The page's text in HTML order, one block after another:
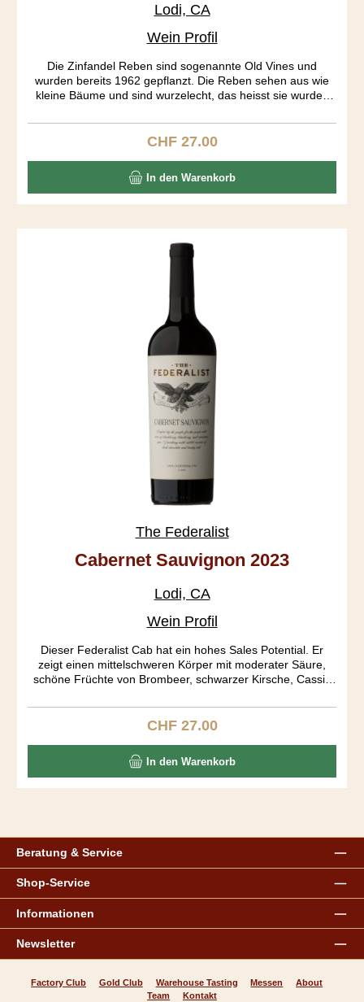
Lodi, CA
Wein Profil
Die Zinfandel Reben sind sogenannte Old Vines und
wurden bereits 1962 gepflanzt. Die Reben sehen aus wie
kleine Bäume und sind wurzelecht, das heisst sie wurden
wurden getrennt fermentiert. Erst am 19. Tag der Gärung
wurden die Traubenhäute entfernt. Der Ausbau fand in
ist ein tiefgründiger Wein mit einem gut strukturierten
Körper, präsentenen Tanninen und einem langen Abgang.
Regulärer Preis:
CHF 27.00
In den Warenkorb
The Federalist
Cabernet Sauvignon 2023
Lodi, CA
Wein Profil
Dieser Federalist Cab hat ein hohes Sales Potential. Er
zeigt einen mittelschweren Körper mit moderater Säure,
schöne Früchte von Brombeer, schwarzer Kirsche, Cassis
in amerikanischen und französichen Barriquen während 15
Monaten statt.
Regulärer Preis:
CHF 27.00
In den Warenkorb
Beratung & Service
Shop-Service
Informationen
Newsletter
Factory Club Gold Club Warehouse Tasting Messen
About
Team
Kontakt